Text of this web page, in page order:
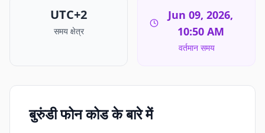
UTC+2
समय क्षेत्र
Jun 09, 2026,
10:50 AM
वर्तमान समय
बुरुंडी फोन कोड के बारे में